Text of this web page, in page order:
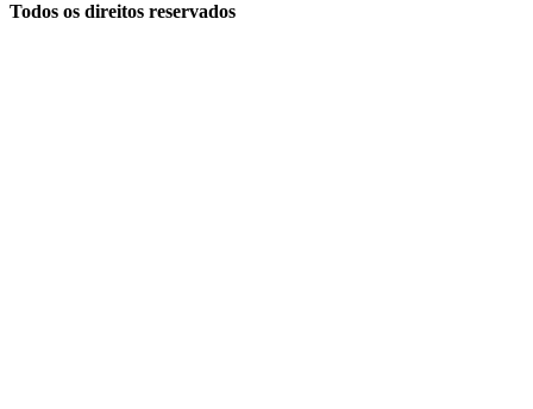
Todos os direitos reservados